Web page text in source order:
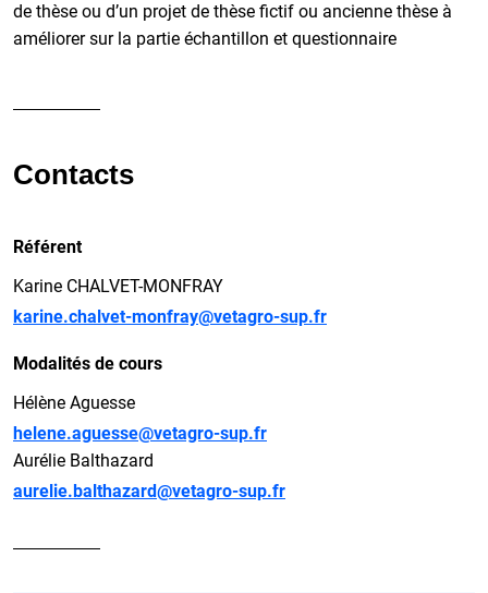
de thèse ou d’un projet de thèse fictif ou ancienne thèse à
améliorer sur la partie échantillon et questionnaire
Contacts
Référent
Karine CHALVET-MONFRAY
karine.chalvet-monfray@vetagro-sup.fr
Modalités de cours
Hélène Aguesse
helene.aguesse@vetagro-sup.fr
Aurélie Balthazard
aurelie.balthazard@vetagro-sup.fr